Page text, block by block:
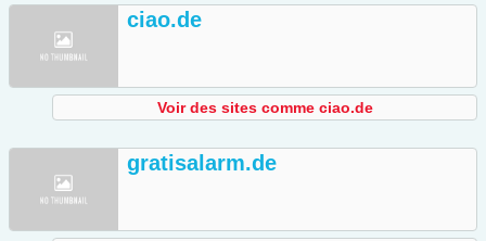
ciao.de
Voir des sites comme ciao.de
gratisalarm.de